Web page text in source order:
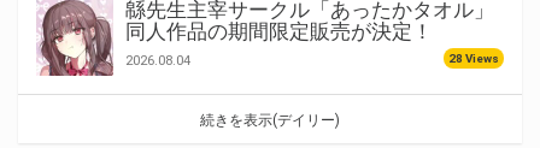
緜先生主宰サークル「あったかタオル」
同人作品の期間限定販売が決定！
2026.08.04 28 Views
続きを表示(デイリー)